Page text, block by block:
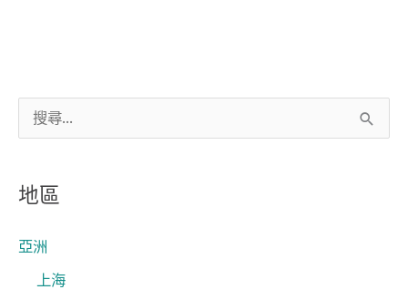
關
字
地區
亞洲
上海